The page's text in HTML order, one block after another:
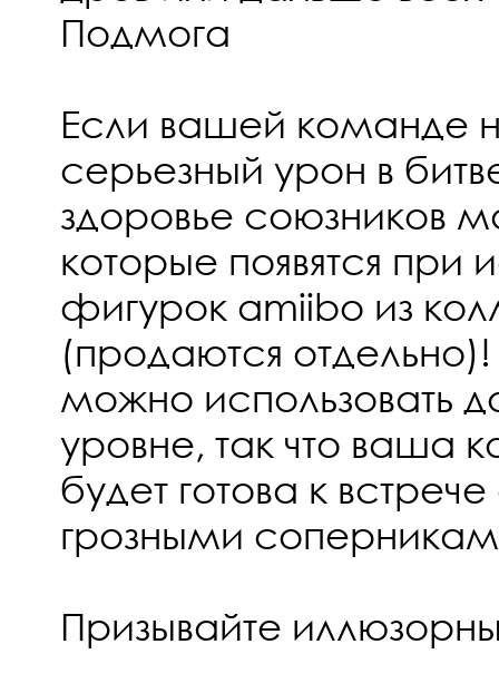
Подмога
Если вашей команде
серьезный урон в
здоровье союзников
которые появятся при
фигурок amiibo из
(продаются
можно использовать
уровне, так что ваша
будет готова к
грозными
Призывайте